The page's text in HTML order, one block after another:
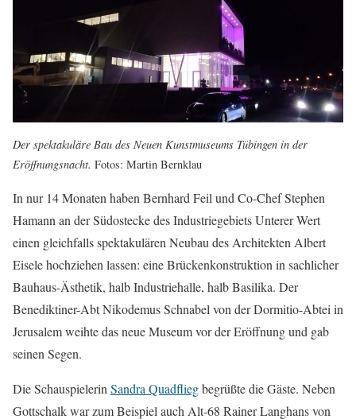
Der spektakuläre Bau des Neuen Kunstmuseums Tübingen in der
Eröffnungsnacht. Fotos: Martin Bernklau
In nur 14 Monaten haben Bernhard Feil und Co-Chef Stephen
Hamann an der Südostecke des Industriegebiets Unterer Wert
einen gleichfalls spektakulären Neubau des Architekten Albert
Eisele hochziehen lassen: eine Brückenkonstruktion in sachlicher
Bauhaus-Ästhetik, halb Industriehalle, halb Basilika. Der
Benediktiner-Abt Nikodemus Schnabel von der Dormitio-Abtei in
Jerusalem weihte das neue Museum vor der Eröffnung und gab
seinen Segen.
Die Schauspielerin Sandra Quadfliegbegrüßte die Gäste. Neben
Gottschalk war zum Beispiel auch Alt-68 Rainer Langhans von